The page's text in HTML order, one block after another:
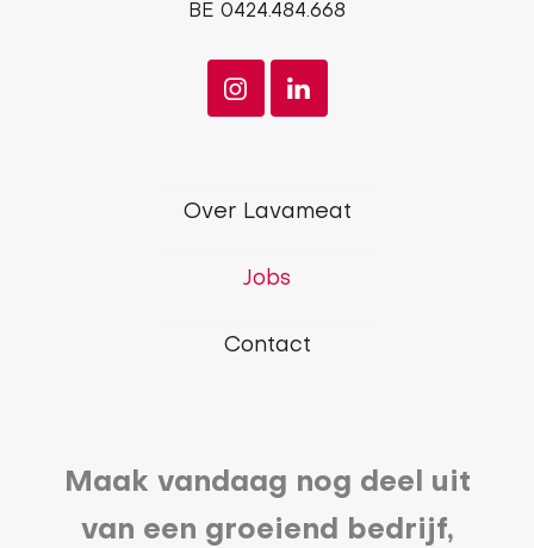
BE 0424.484.668
Lavameat
menu
Over Lavameat
Jobs
Contact
Maak vandaag nog deel uit
van een groeiend bedrijf,